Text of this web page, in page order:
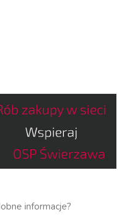
informacje?